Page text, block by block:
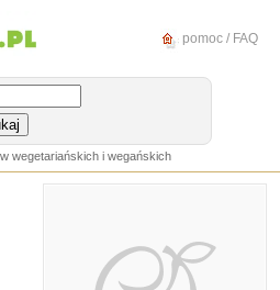
pomoc / FAQ
wegetariańskich i wegańskich